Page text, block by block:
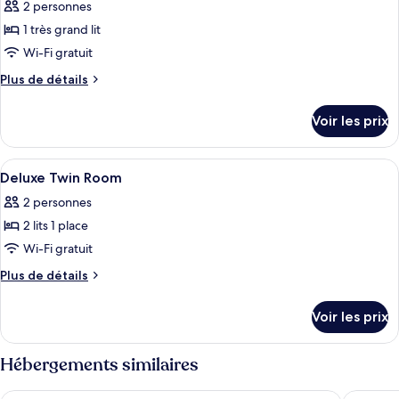
Deluxe
Room(Accessible)
les
photos
pour
ce
chambre :
Deluxe
King
Room
2 personnes
1 très grand lit
Wi-Fi gratuit
Plus de détails
Plus
le
type
de
Deluxe
King
Voir les prix
Afficher
toutes
les
photos
pour
ce
chambre :
Deluxe
Twin
Room
Une chambre d’hôtel avec un lit,
6
Deluxe Twin Room
2 personnes
2 lits 1 place
Wi-Fi gratuit
Plus de détails
Plus
le
type
de
Voir les prix
Hébergements similaires